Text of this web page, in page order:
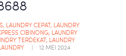
, LAUNDRY CEPAT, LAUNDRY
CIBINONG, LAUNDRY
TERDEKAT, LAUNDRY
12 MEI 2024